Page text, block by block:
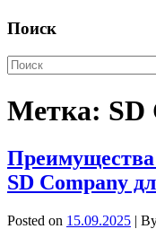
Поиск
Метка: SD
SD Company
Posted on 15.09.2025 |